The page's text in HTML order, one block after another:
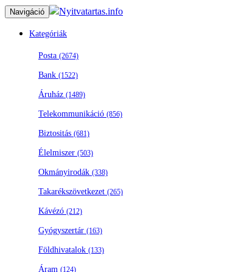
Navigáció Nyitvatartas.info
Kategóriák
Posta (2674)
Bank (1522)
Áruház (1489)
Telekommunikáció (856)
Biztositás (681)
Élelmiszer (503)
Okmányirodák (338)
Takarékszövetkezet (265)
Kávézó (212)
Gyógyszertár (163)
Földhivatalok (133)
Áram (124)